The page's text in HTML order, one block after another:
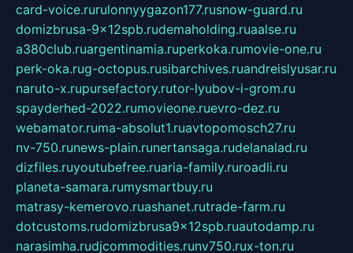
card-voice.rurulonnyygazon177.rusnow-guard.ru
domizbrusa-9x12spb.rudemaholding.ruaalse.ru
a380club.ruargentinamia.ruperkoka.rumovie-one.ru
perk-oka.rug-octopus.rusibarchives.ruandreislyusar.ru
naruto-x.rupursefactory.rutor-lyubov-i-grom.ru
spayderhed-2022.rumovieone.ruevro-dez.ru
webamator.ruma-absolut1.ruavtopomosch27.ru
nv-750.runews-plain.runertansaga.rudelanalad.ru
dizfiles.ruyoutubefree.ruaria-family.ruroadli.ru
planeta-samara.rumysmartbuy.ru
matrasy-kemerovo.ruashanet.rutrade-farm.ru
dotcustoms.rudomizbrusa9x12spb.ruautodamp.ru
narasimha.rudjcommodities.runv750.rux-ton.ru